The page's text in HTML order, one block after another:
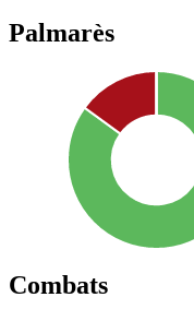
Palmarès
Combats